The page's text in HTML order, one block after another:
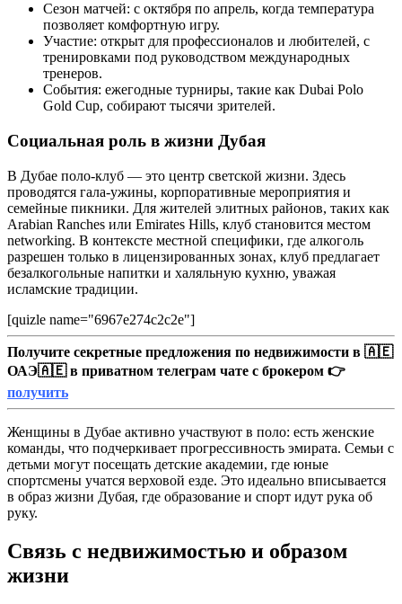
Сезон матчей: с октября по апрель, когда температура
позволяет комфортную игру.
Участие: открыт для профессионалов и любителей, с
тренировками под руководством международных
тренеров.
События: ежегодные турниры, такие как Dubai Polo
Gold Cup, собирают тысячи зрителей.
Социальная роль в жизни Дубая
В Дубае поло-клуб — это центр светской жизни. Здесь
проводятся гала-ужины, корпоративные мероприятия и
семейные пикники. Для жителей элитных районов, таких как
Arabian Ranches или Emirates Hills, клуб становится местом
networking. В контексте местной специфики, где алкоголь
разрешен только в лицензированных зонах, клуб предлагает
безалкогольные напитки и халяльную кухню, уважая
исламские традиции.
[quizle name="6967e274c2c2e"]
Получите секретные предложения по недвижимости в 🇦🇪
ОАЭ🇦🇪 в приватном телеграм чате с брокером 👉
получить
Женщины в Дубае активно участвуют в поло: есть женские
команды, что подчеркивает прогрессивность эмирата. Семьи с
детьми могут посещать детские академии, где юные
спортсмены учатся верховой езде. Это идеально вписывается
в образ жизни Дубая, где образование и спорт идут рука об
руку.
Связь с недвижимостью и образом
жизни